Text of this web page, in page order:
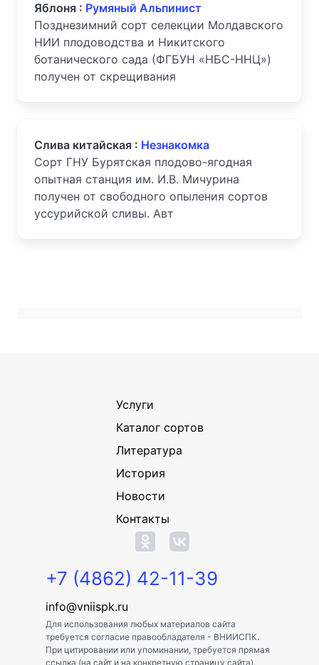
Яблоня : Румяный Альпинист
Позднезимний сорт селекции Молдавского
НИИ плодоводства и Никитского
ботанического сада (ФГБУН «НБС-ННЦ»)
получен от скрещивания
Слива китайская : Незнакомка
Сорт ГНУ Бурятская плодово-ягодная
опытная станция им. И.В. Мичурина
получен от свободного опыления сортов
уссурийской сливы. Авт
Услуги
Каталог сортов
Литература
История
Новости
Контакты
+7 (4862) 42-11-39
info@vniispk.ru
Для использования любых материалов сайта
требуется согласие правообладателя - ВНИИСПК.
При цитировании или упоминании, требуется прямая
ссылка (на сайт и на конкретную страницу сайта).